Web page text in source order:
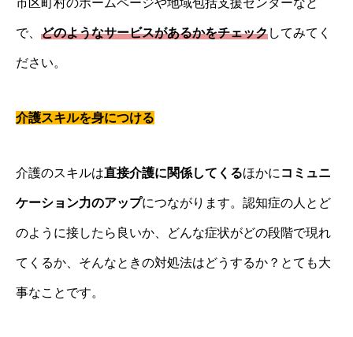
で、 どのようなサービスがあるかをチェックしてみてく
ださい。
介護スキルを身につける
介護のスキルは直接介護に関係してくるほかに コミュニ
ケーション力のアップにつながります。認知症の人とど
のように接したら良いか、どんな症状がどの段階で現れ
てくるか、そんなときの対処法はどうするか？とても大
事なことです。